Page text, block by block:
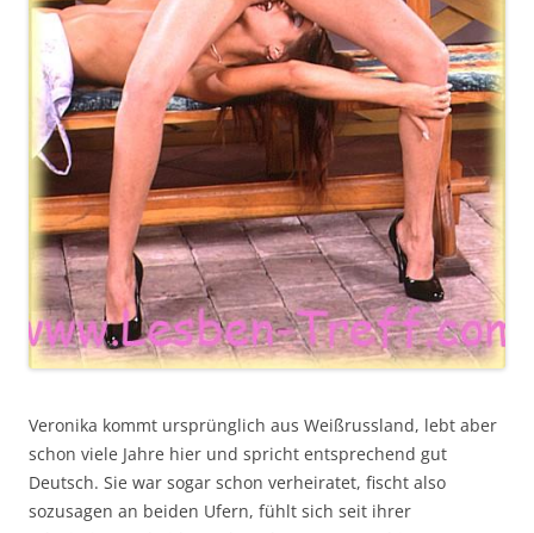
Veronika kommt ursprünglich aus Weißrussland, lebt aber
schon viele Jahre hier und spricht entsprechend gut
Deutsch. Sie war sogar schon verheiratet, fischt also
sozusagen an beiden Ufern, fühlt sich seit ihrer